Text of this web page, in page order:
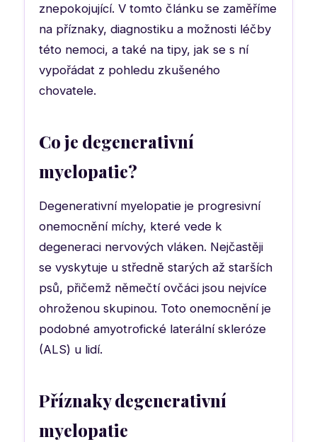
znepokojující. V tomto článku se zaměříme
na příznaky, diagnostiku a možnosti léčby
této nemoci, a také na tipy, jak se s ní
vypořádat z pohledu zkušeného
chovatele.
Co je degenerativní
myelopatie?
Degenerativní myelopatie je progresivní
onemocnění míchy, které vede k
degeneraci nervových vláken. Nejčastěji
se vyskytuje u středně starých až starších
psů, přičemž němečtí ovčáci jsou nejvíce
ohroženou skupinou. Toto onemocnění je
podobné amyotrofické laterální skleróze
(ALS) u lidí.
Příznaky degenerativní
myelopatie